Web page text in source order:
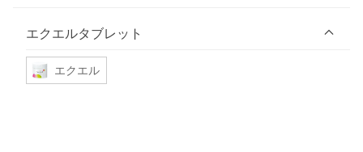
エクエルタブレット
エクエル